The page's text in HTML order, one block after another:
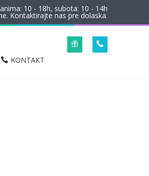
10 - 18h, subota: 10 - 14h
Kontaktirajte nas pre dolaska.
KONTAKT